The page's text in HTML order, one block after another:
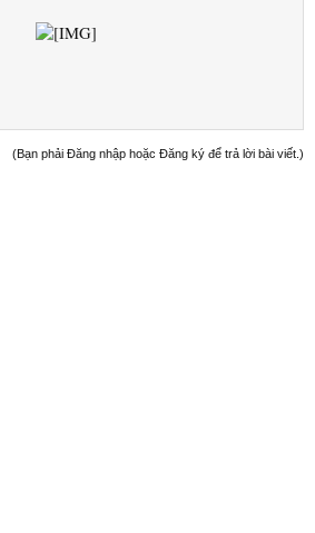
(Bạn phải Đăng nhập hoặc Đăng ký để trả lời bài viết.)